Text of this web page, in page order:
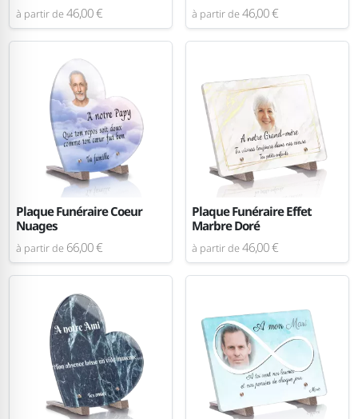
à partir de46,00 € à partir de46,00 €
Plaque Funéraire Coeur
Nuages
à partir de 66,00 €
Plaque Funéraire Effet
Marbre Doré
à partir de46,00 €